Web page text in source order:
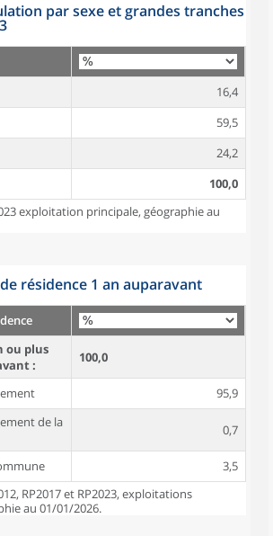
par sexe et grandes tranches
16,4
59,5
24,2
100,0
exploitation principale, géographie au
de résidence 1 an auparavant
ou plus
:
100,0
95,9
de la
0,7
3,5
RP2017 et RP2023, exploitations
au 01/01/2026.